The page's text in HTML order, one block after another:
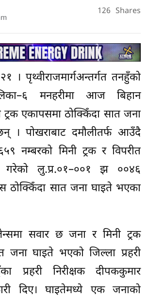
126 Shares
। पृथ्वीराजमार्गअन्तर्गत तनहुँको
मनहरीमा आज बिहान
ट्रक एकापसमा ठोक्किँदा सात जना
। पोखराबाट दमौलीतर्फ आउँदै
नम्बरको मिनी ट्रक र विपरीत
गरेको लु.प्र.०१–००१ झ ००४६
ठोक्किँदा सात जना घाइते भएका
सवार छ जना र मिनी ट्रक
जना घाइते भएको जिल्ला प्रहरी
प्रहरी निरीक्षक दीपककुमार
दिए। घाइतेमध्ये एक जनाको